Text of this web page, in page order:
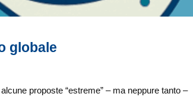
globale
proposte “estreme” – ma neppure tanto –